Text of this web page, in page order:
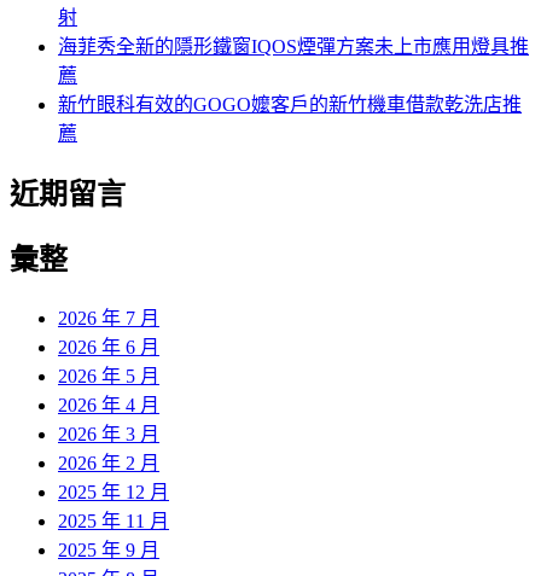
射
海菲秀全新的隱形鐵窗IQOS煙彈方案未上市應用燈具推
薦
新竹眼科有效的GOGO嬤客戶的新竹機車借款乾洗店推
薦
近期留言
彙整
2026 年 7 月
2026 年 6 月
2026 年 5 月
2026 年 4 月
2026 年 3 月
2026 年 2 月
2025 年 12 月
2025 年 11 月
2025 年 9 月